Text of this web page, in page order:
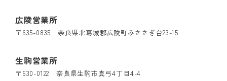
広陵営業所
〒635-0835 奈良県北葛城郡広陵町みささぎ台23-15
生駒営業所
〒630-0122 奈良県生駒市真弓4丁目4-4